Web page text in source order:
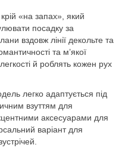
«на запах», який
посадку за
вздовж лінії декольте та
та м’якої
й роблять кожен рух
легко адаптується під
взуттям для
аксесуарами для
варіант для